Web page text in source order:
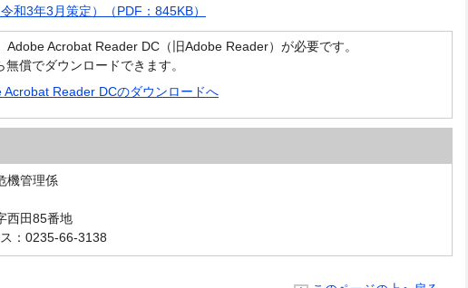
和3年3月策定）（PDF：845KB）
Acrobat Reader DC（旧Adobe Reader）が必要です。
償でダウンロードできます。
Acrobat Reader DCのダウンロードへ
機管理係
西田85番地
：0235-66-3138